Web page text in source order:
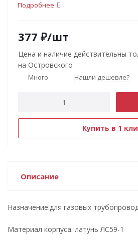
Подробнее
377 ₽/шт
Цена и наличие действительны
на Островского
Много Нашли дешевле?
Купить в 1
Описание
Назначение:для газовых
Материал корпуса: латунь ЛС59-1